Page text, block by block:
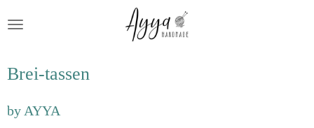
direct
hoofdinhoud
Brei-tassen
by AYYA